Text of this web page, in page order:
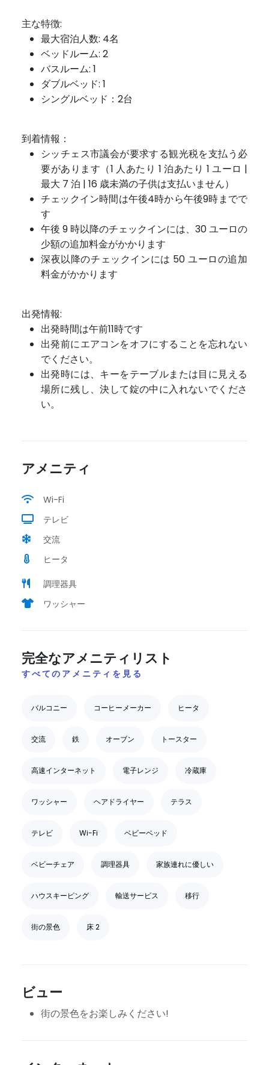
主な特徴:
最大宿泊人数: 4名
ベッドルーム: 2
バスルーム: 1
ダブルベッド: 1
シングルベッド：2台
到着情報：
シッチェス市議会が要求する観光税を支払う必
要があります（1 人あたり 1 泊あたり 1 ユーロ |
最大 7 泊 | 16 歳未満の子供は支払いません）
チェックイン時間は午後4時から午後9時までで
す
午後 9 時以降のチェックインには、30 ユーロの
少額の追加料金がかかります
深夜以降のチェックインには 50 ユーロの追加
料金がかかります
出発情報:
出発時間は午前11時です
出発前にエアコンをオフにすることを忘れない
でください。
出発時には、キーをテーブルまたは目に見える
場所に残し、決して錠の中に入れないでくださ
い。
アメニティ
Wi-Fi
テレビ
交流
ヒータ
調理器具
ワッシャー
完全なアメニティリスト
すべてのアメニティを見る
バルコニー コーヒーメーカー ヒータ
交流 鉄 オーブン トースター
高速インターネット 電子レンジ 冷蔵庫
ワッシャー ヘアドライヤー テラス
テレビ Wi-Fi ベビーベッド
ベビーチェア 調理器具 家族連れに優しい
ハウスキーピング 輸送サービス 移行
街の景色 床 2
ビュー
街の景色をお楽しみください!